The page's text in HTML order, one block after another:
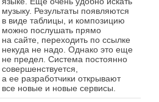
музыку. Результаты появляются
в виде таблицы, и композицию
можно послушать прямо
на сайте, переходить по ссылке
некуда не надо. Однако это еще
не предел. Система постоянно
совершенствуется,
а ее разработчики открывают
все новые и новые сервисы.